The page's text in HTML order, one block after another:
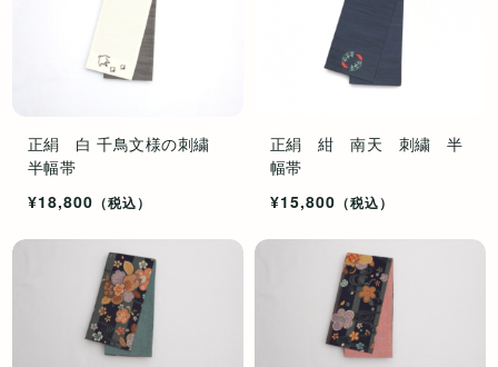
正絹 白 千鳥文様の刺繍
半幅帯
¥18,800 （税込）
正絹 紺 南天 刺繍 半
幅帯
¥15,800 （税込）